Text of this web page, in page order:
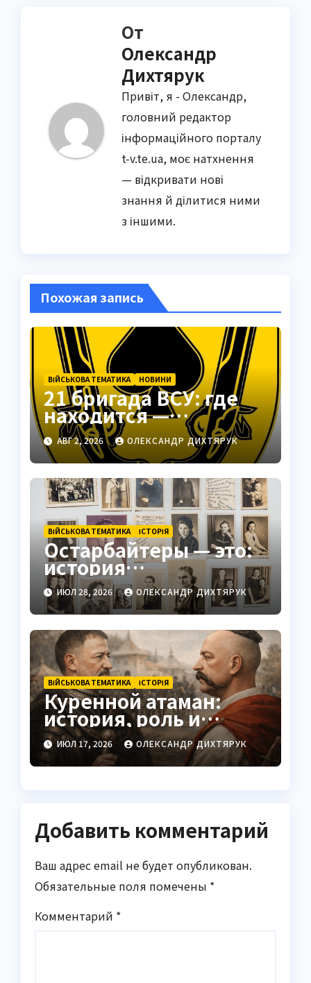
От
Олександр
Дихтярук
Привіт, я - Олександр,
головний редактор
інформаційного порталу
t-v.te.ua, моє натхнення
— відкривати нові
знання й ділитися ними
з іншими.
Похожая запись
ВІЙСЬКОВА ТЕМАТИКА НОВИНИ
21 бригада ВСУ: где
находится —
Подольск как
стратегический центр
АВГ 2, 2026 ОЛЕКСАНДР ДИХТЯРУК
ВІЙСЬКОВА ТЕМАТИКА ІСТОРІЯ
Остарбайтеры — это:
история
принудительного
труда украинцев
ИЮЛ 28, 2026 ОЛЕКСАНДР ДИХТЯРУК
ВІЙСЬКОВА ТЕМАТИКА ІСТОРІЯ
Куренной атаман:
история, роль и
значение
ИЮЛ 17, 2026 ОЛЕКСАНДР ДИХТЯРУК
Добавить комментарий
Ваш адрес email не будет опубликован.
Обязательные поля помечены *
Комментарий *